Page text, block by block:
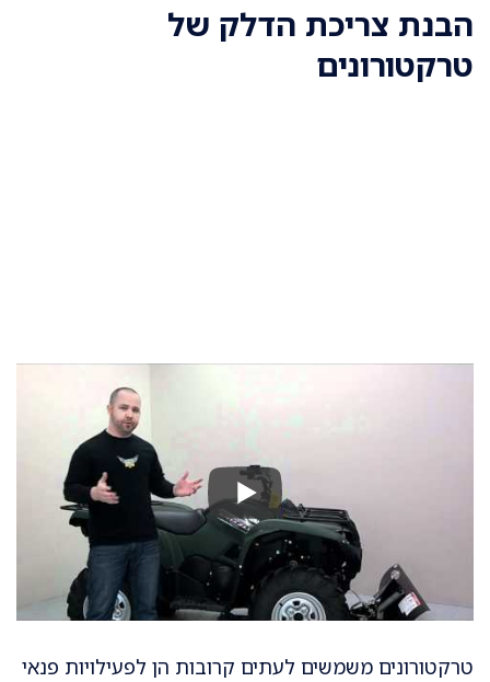
הבנת צריכת הדלק של
טרקטורונים
טרקטורונים משמשים לעתים קרובות הן לפעילויות פנאי